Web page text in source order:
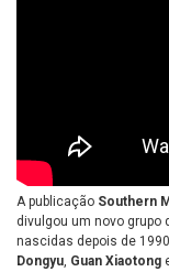
A publicação Southern
divulgou um novo
nascidas depois de
Dongyu, Guan Xiaotong